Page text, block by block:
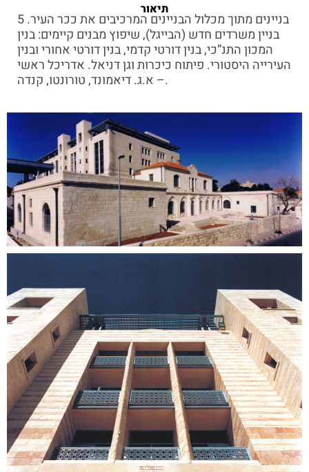
תיאור
5 בניינים מתוך מכלול הבניינים המרכיבים את ככר העיר.
בניין משרדים חדש (הבייגל), שיפוץ מבנים קיימים: בנין
המכון התנ”כי, בנין דורטי קדמי, בנין דורטי אחורי ובנין
העירייה היסטורי. פיתוח כיכרות וגן דניאל. אדריכל ראשי
– א.ג. דיאמונד, טורונטו, קנדה.